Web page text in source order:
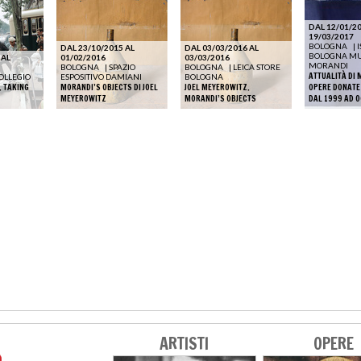
TAKING
DAL 23/10/2015 AL
01/02/2016
BOLOGNA
| SPAZIO
ESPOSITIVO DAMIANI
MORANDI’S OBJECTS DI JOEL
MEYEROWITZ
DAL 03/03/2016 AL
03/03/2016
BOLOGNA
| LEICA STORE
BOLOGNA
JOEL MEYEROWITZ.
MORANDI’S OBJECTS
DAL 12/01/
19/03/2017
BOLOGNA
|
BOLOGNA
MORANDI
ATTUALITÀ DI
OPERE
DAL 1999 AD
ARTISTI OPERE